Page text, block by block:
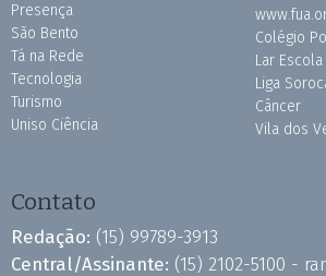
Presença
São Bento
Tá na Rede
Tecnologia
Turismo
Uniso Ciência
Colégio
Lar
Liga
Câncer
Vila dos
Contato
Redação: (15) 99789-3913
Central/Assinante: (15) 2102-5100 -